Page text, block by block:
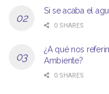
Si se acaba el
0 SHARES
¿A qué nos
Ambiente?
0 SHARES